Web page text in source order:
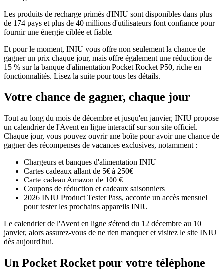
Les produits de recharge primés d'INIU sont disponibles dans plus
de 174 pays et plus de 40 millions d'utilisateurs font confiance pour
fournir une énergie ciblée et fiable.
Et pour le moment, INIU vous offre non seulement la chance de
gagner un prix chaque jour, mais offre également une réduction de
15 % sur la banque d'alimentation Pocket Rocket P50, riche en
fonctionnalités. Lisez la suite pour tous les détails.
Votre chance de gagner, chaque jour
Tout au long du mois de décembre et jusqu'en janvier, INIU propose
un calendrier de l'Avent en ligne interactif sur son site officiel.
Chaque jour, vous pouvez ouvrir une boîte pour avoir une chance de
gagner des récompenses de vacances exclusives, notamment :
Chargeurs et banques d'alimentation INIU
Cartes cadeaux allant de 5€ à 250€
Carte-cadeau Amazon de 100 €
Coupons de réduction et cadeaux saisonniers
2026 INIU Product Tester Pass, accorde un accès mensuel
pour tester les prochains appareils INIU
Le calendrier de l'Avent en ligne s'étend du 12 décembre au 10
janvier, alors assurez-vous de ne rien manquer et visitez le site INIU
dès aujourd'hui.
Un Pocket Rocket pour votre téléphone